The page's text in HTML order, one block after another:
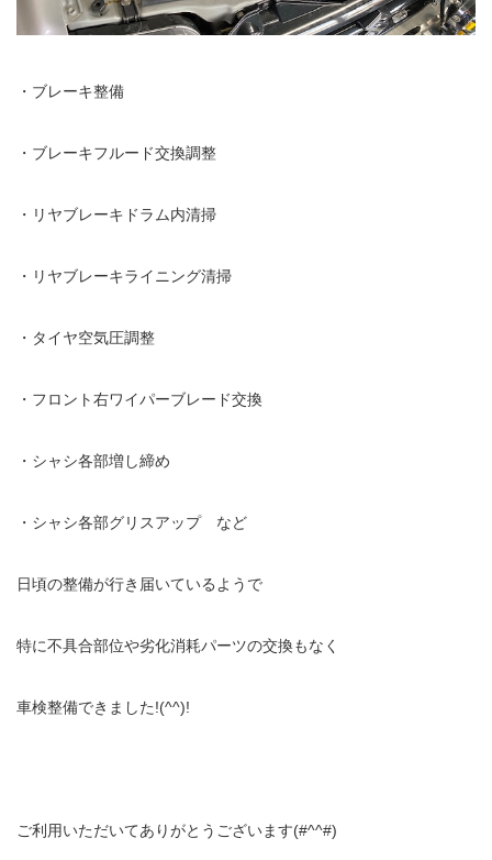
・ブレーキ整備
・ブレーキフルード交換調整
・リヤブレーキドラム内清掃
・リヤブレーキライニング清掃
・タイヤ空気圧調整
・フロント右ワイパーブレード交換
・シャシ各部増し締め
・シャシ各部グリスアップ など
日頃の整備が行き届いているようで
特に不具合部位や劣化消耗パーツの交換もなく
車検整備できました!(^^)!
ご利用いただいてありがとうございます(#^^#)